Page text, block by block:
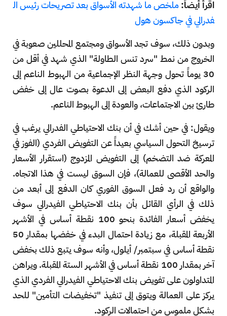
اقرأ أيضاً:ملخص ما شهدته الأسواق بعد تصريحات رئيس ال
فدرالي في جاكسون هول
وبدون ذلك، سوف تجد الأسواق ومجتمع المحللين صعوبة في
الخروج من نمط "سرد تنس الطاولة" الذي شهد في أقل من
30 يوماً تحول وجهة النظر الإجماعية من الهبوط الناعم إلى
الركود الذي دفع البعض إلى الدعوة بصوت عال إلى خفض
طارئ بين الاجتماعات، والعودة إلى الهبوط الناعم.
ويقول: في حين أشك في أن بنك الاحتياطي الفدرالي يرغب في
ترسيخ التحول السياسي بعيداً عن التفويض الفردي (الفوز في
المعركة ضد التضخم) إلى التفويض المزدوج (استقرار الأسعار
والحد الأقصى للعمالة)، فإن السوق ليست في هذا الاتجاه.
والواقع أن رد فعل السوق الفوري كان الدفع إلى أبعد من
ذلك في الرأي القائل بأن بنك الاحتياطي الفيدرالي سوف
يخفض أسعار الفائدة بنحو 100 نقطة أساس في الأشهر
الأربعة المقبلة، مع زيادة احتمال البدء في خفضها بمقدار 50
نقطة أساس في سبتمبر/ أيلول، وأنه سوف يتبع ذلك بخفض
آخر بمقدار 100 نقطة أساس في الأشهر الستة المقبلة. ويراهن
المتداولون على تفويض بنك الاحتياطي الفيدرالي الفردي الذي
يركز على العمالة ويتوق إلى تنفيذ "تخفيضات التأمين" للحد
بشكل ملموس من احتمالات الركود.